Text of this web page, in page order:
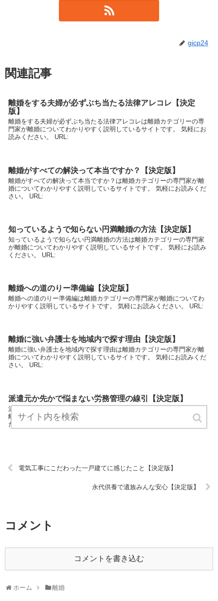
gicp24
関連記事
離婚をする夫婦が必ずぶち当たる法律アレコレ【決定
版】
離婚をする夫婦が必ずぶち当たる法律アレコレは離婚カテゴリーの専
門家が離婚についてわかりやすく説明しているサイトです。 気軽にお
読みください。 URL:
離婚がすべての解決って本当ですか？【決定版】
離婚がすべての解決って本当ですか？は離婚カテゴリーの専門家が離
婚についてわかりやすく説明しているサイトです。 気軽にお読みくだ
さい。 URL:
知っているようで知らない円満離婚の方法【決定版】
知っているようで知らない円満離婚の方法は離婚カテゴリーの専門家
が離婚についてわかりやすく説明しているサイトです。 気軽にお読み
ください。 URL:
離婚への道のりー準備編【決定版】
離婚への道のりー準備編は離婚カテゴリーの専門家が離婚についてわ
かりやすく説明しているサイトです。 気軽にお読みください。 URL:
離婚に強い弁護士を地域内で探す理由【決定版】
離婚に強い弁護士を地域内で探す理由は離婚カテゴリーの専門家が離
婚についてわかりやすく説明しているサイトです。 気軽にお読みくだ
さい。 URL:
派遣元か先かで悩まない労務管理の線引【決定版】
派遣元か先かで悩まない労務管理の線引は離婚カテゴリーの専門家が
離婚についてわかりやすく説明しているサイトです。 気軽にお読みく
ださい。 URL:
電気工事にこだわった一戸建てに感じたこと【決定版】
永代供養で遺族みんな安心【決定版】
コメント
コメントを書き込む
ホーム 離婚